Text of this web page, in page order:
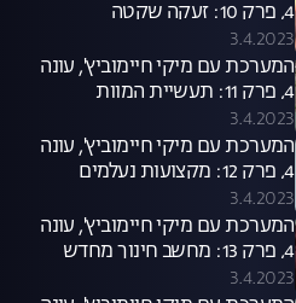
4, פרק 10: זעקה שקטה
3.4.2023
המערכת עם מיקי חיימוביץ', עונה
4, פרק 11: תעשיית המוות
3.4.2023
המערכת עם מיקי חיימוביץ', עונה
4, פרק 12: מקצועות נעלמים
3.4.2023
המערכת עם מיקי חיימוביץ', עונה
4, פרק 13: מחשב חינוך מחדש
3.4.2023